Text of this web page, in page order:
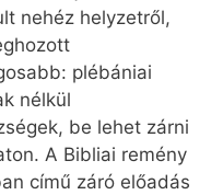
nehéz helyzetről,
plébániai
nélkül
be lehet zárni
A Bibliai remény
című záró előadás